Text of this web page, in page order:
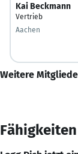
Kai Beckmann
Vertrieb
Aachen
Weitere